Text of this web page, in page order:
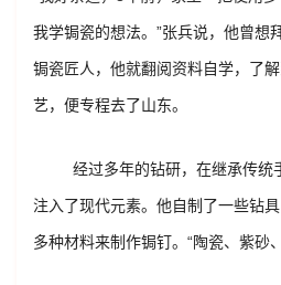
我学锔瓷的想法。”张兵说，他曾想
锔瓷匠人，他就翻阅资料自学，了
艺，便专程去了山东。
经过多年的钻研，在继承传统
注入了现代元素。他自制了一些钻
多种材料来制作锔钉。“陶瓷、紫砂